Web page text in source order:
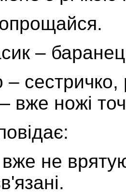
–
сестричко,
вже ножі
не